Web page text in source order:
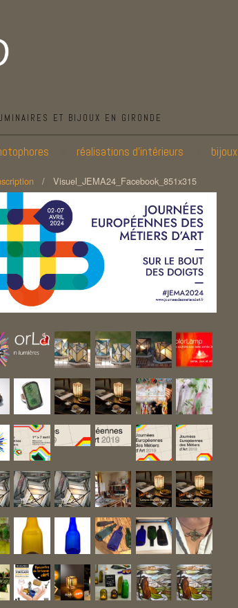
ET BIJOUX EN GIRONDE
réalisations d’intérieurs bijoux
/ Visuel_JEMA24_Facebook_851x315